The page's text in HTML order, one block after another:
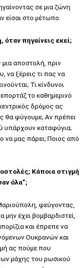
σε μια ζώνη
είσαι στο μέτωπο.
πηγαίνεις εκεί;
μια αποστολή, πριν
να ξέρεις τι πας να
Τι κίνδυνοι
το καθημερινό
δρόμος ας
θα φύγουμε; Αν πρέπει
υπάρχουν καταφύγια;
να μας πάρει; Ποιος από
Κάποια στιγμή
όλα”;
φεύγοντας,
έχει βομβαρδιστεί,
και έπρεπε να
Ουκρανών και
ας πούμε που
μάχης του ρωσικού